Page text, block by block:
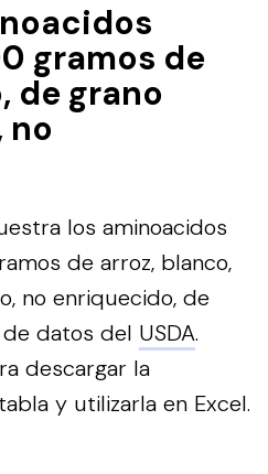
gramos de
de grano
no
los aminoacidos
de arroz, blanco,
no enriquecido, de
datos del USDA.
descargar la
y utilizarla en Excel.